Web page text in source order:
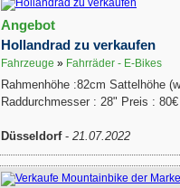
Angebot
Hollandrad zu verkaufen
Fahrzeuge » Fahrräder - E-Bikes
Rahmenhöhe :82cm Sattelhöhe
Raddurchmesser : 28" Preis : 80€
Düsseldorf- 21.07.2022